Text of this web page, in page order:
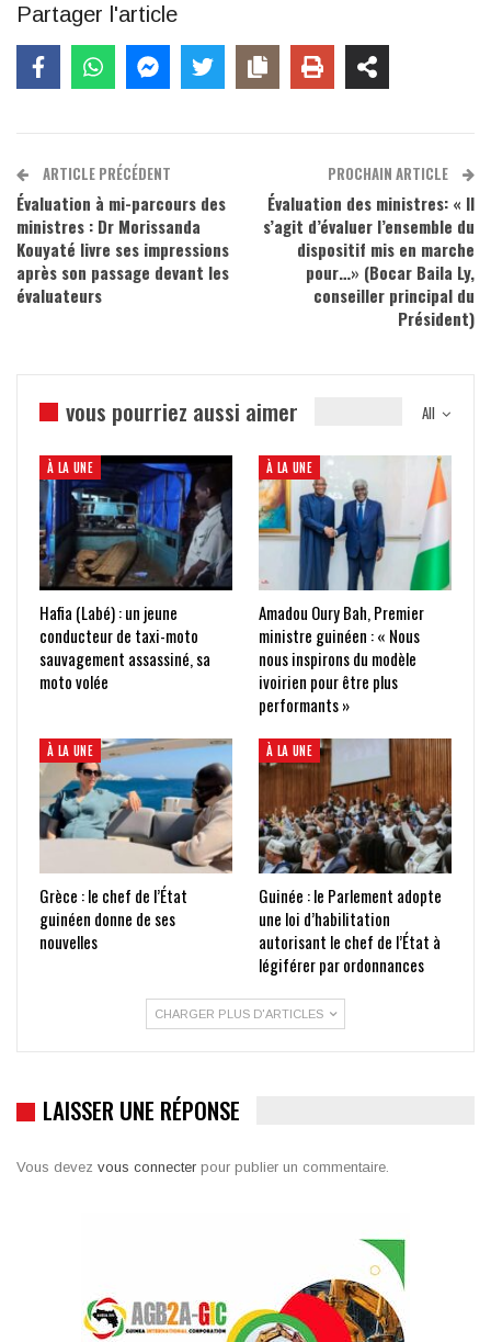
Partager l'article
ARTICLE PRÉCÉDENT
Évaluation à mi-parcours des
ministres : Dr Morissanda
Kouyaté livre ses impressions
après son passage devant les
évaluateurs
PROCHAIN ARTICLE
Évaluation des ministres: « Il
s’agit d’évaluer l’ensemble du
dispositif mis en marche
pour…» (Bocar Baila Ly,
conseiller principal du
Président)
All
vous pourriez aussi aimer
À LA UNE
Hafia (Labé) : un jeune
conducteur de taxi-moto
sauvagement assassiné, sa
moto volée
À LA UNE
Amadou Oury Bah, Premier
ministre guinéen : « Nous
nous inspirons du modèle
ivoirien pour être plus
performants »
À LA UNE
Grèce : le chef de l’État
guinéen donne de ses
nouvelles
À LA UNE
Guinée : le Parlement adopte
une loi d’habilitation
autorisant le chef de l’État à
légiférer par ordonnances
CHARGER PLUS D'ARTICLES
LAISSER UNE RÉPONSE
Vous devez vous connecter pour publier un commentaire.